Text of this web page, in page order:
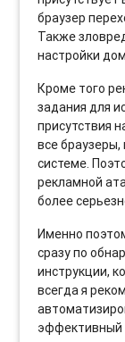
браузер
Также
настройки
Кроме того
задания для
присутствия
все
системе.
рекламной
более
Именно
сразу по
инструкции,
всегда я
эффективный